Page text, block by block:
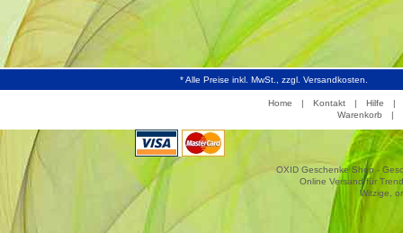
* Alle Preise inkl. MwSt., zzgl. Versandkosten.
Home Kontakt Hilfe
Warenkorb
OXID Geschenke Shop -
Online Versand für
Witzige,